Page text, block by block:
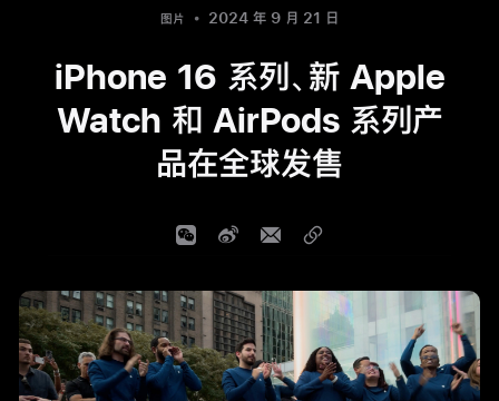
图片 2024 年 9 月 21 日
iPhone 16 系列、新 Apple
Watch 和 AirPods 系列产
品在全球发售